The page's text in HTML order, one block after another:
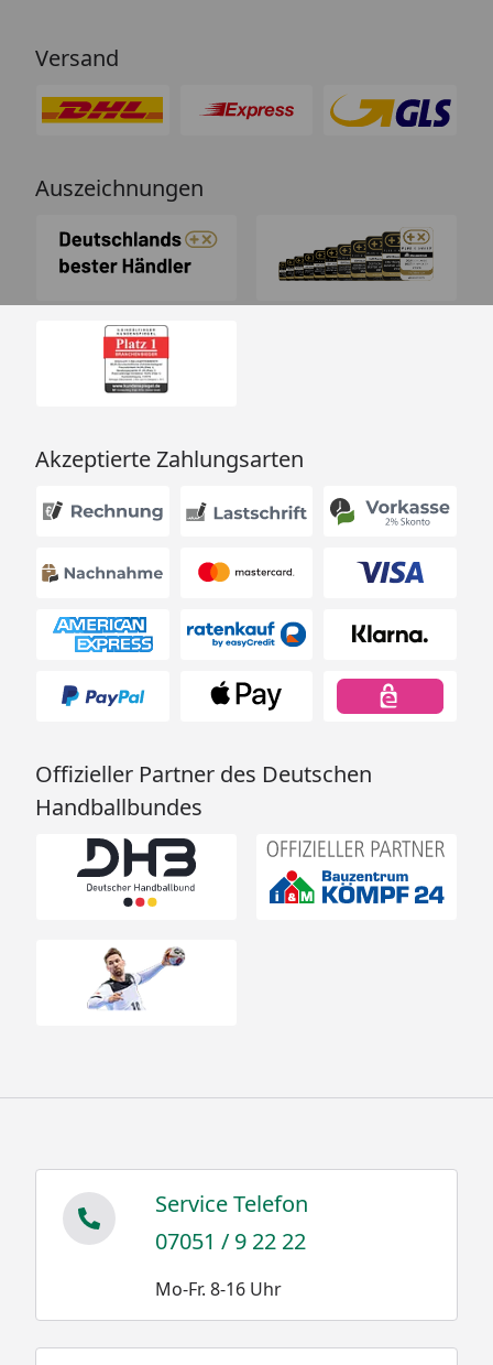
Versand
Auszeichnungen
Akzeptierte Zahlungsarten
Offizieller Partner des Deutschen
Handballbundes
Service Telefon
07051 / 9 22 22
Mo-Fr. 8-16 Uhr